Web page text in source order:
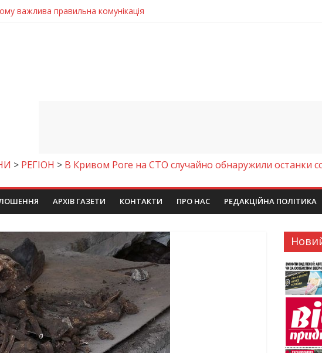
центри на Дніпропетровщині
досліджують місце розташування легендарного монастиря (Фото)
шанс на власне житло
важлива правильна комунікація
> РЕГІОН > В Кривом Роге на СТО случайно обнаружили останки
АРХІВ ГАЗЕТИ КОНТАКТИ ПРО НАС РЕДАКЦІЙНА ПОЛІТИКА